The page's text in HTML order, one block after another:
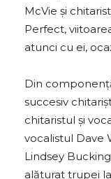
McVie și
Perfect,
atunci cu ei,
Din
succesiv
chitaristul și
vocalistul Dave
Lindsey
alăturat trupei